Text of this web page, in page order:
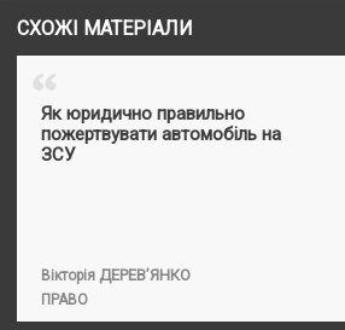
СХОЖІ МАТЕРІАЛИ
“
Як юридично правильно
пожертвувати автомобіль на
ЗСУ
Вікторія ДЕРЕВ’ЯНКО
ПРАВО